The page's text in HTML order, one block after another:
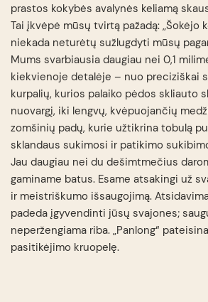
prastos kokybės avalynės keliamą
Tai įkvėpė mūsų tvirtą pažadą: „Šokėjo
niekada neturėtų sužlugdyti mūsų
Mums svarbiausia daugiau nei 0,1
kiekvienoje detalėje – nuo ​​​​preciziškai
kurpalių, kurios palaiko pėdos skliauto
nuovargį, iki lengvų, kvėpuojančių
zomšinių padų, kurie užtikrina tobulą
sklandaus sukimosi ir patikimo
Jau daugiau nei du dešimtmečius
gaminame batus. Esame atsakingi už
ir meistriškumo išsaugojimą.
padeda įgyvendinti jūsų svajones;
neperžengiama riba. „Panlong“
pasitikėjimo kruopelę.